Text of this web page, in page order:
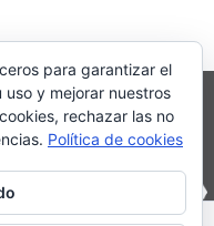
para garantizar el
y mejorar nuestros
rechazar las no
Política de cookies